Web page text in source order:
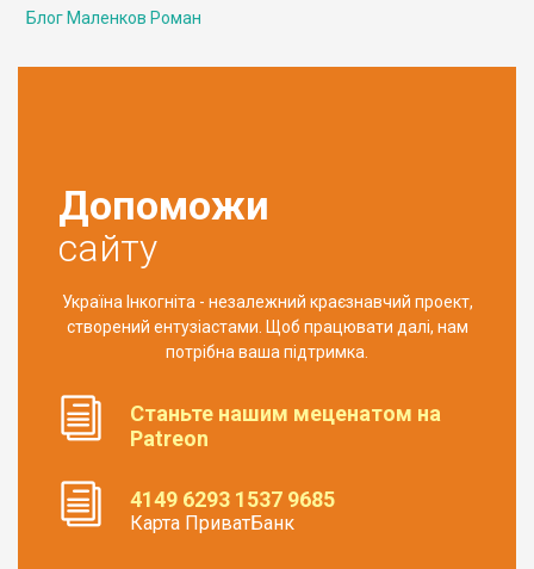
Блог Маленков Роман
Допоможи
сайту
Україна Інкогніта - незалежний краєзнавчий проект,
створений ентузіастами. Щоб працювати далі, нам
потрібна ваша підтримка.
Станьте нашим меценатом на
Patreon
4149 6293 1537 9685
Карта ПриватБанк